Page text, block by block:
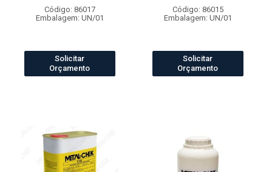
Código: 86017
Embalagem: UN/01
Solicitar
Orçamento
Código: 86015
Embalagem: UN/01
Solicitar
Orçamento